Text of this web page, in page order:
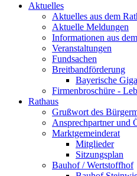
Aktuelles
Aktuelles aus dem
Aktuelle Meldungen
Informationen aus
Veranstaltungen
Fundsachen
Breitbandförderung
Bayerische
Firmenbroschüre -
Rathaus
Grußwort des
Ansprechpartner und
Marktgemeinderat
Mitglieder
Sitzungsplan
Bauhof / Wertstoffhof